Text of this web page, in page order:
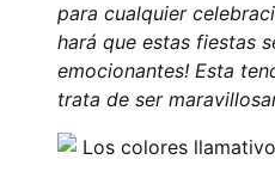
para cualquier
hará que estas fiestas
emocionantes! Esta
trata de ser